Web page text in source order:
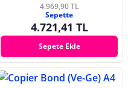
4.969,90 TL
Sepette
4.721,41 TL
Sepete Ekle